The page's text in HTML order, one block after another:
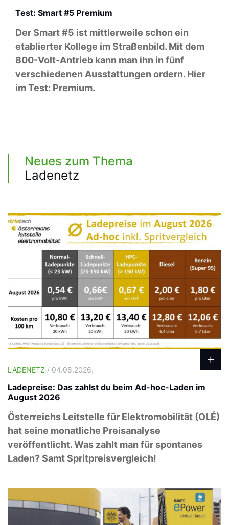
Test: Smart #5 Premium
Der Smart #5 ist mittlerweile schon ein
etablierter Kollege im Straßenbild. Mit dem
800-Volt-Antrieb kann man ihn in fünf
verschiedenen Ausstattungen ordern. Hier
im Test: Premium.
Neues zum Thema
Ladenetz
LADENETZ / 04.08.2026.
Ladepreise: Das zahlst du beim Ad-hoc-Laden im
August 2026
Österreichs Leitstelle für Elektromobilität (OLÉ)
hat seine monatliche Preisanalyse
veröffentlicht. Was zahlt man für spontanes
Laden? Samt Spritpreisvergleich!